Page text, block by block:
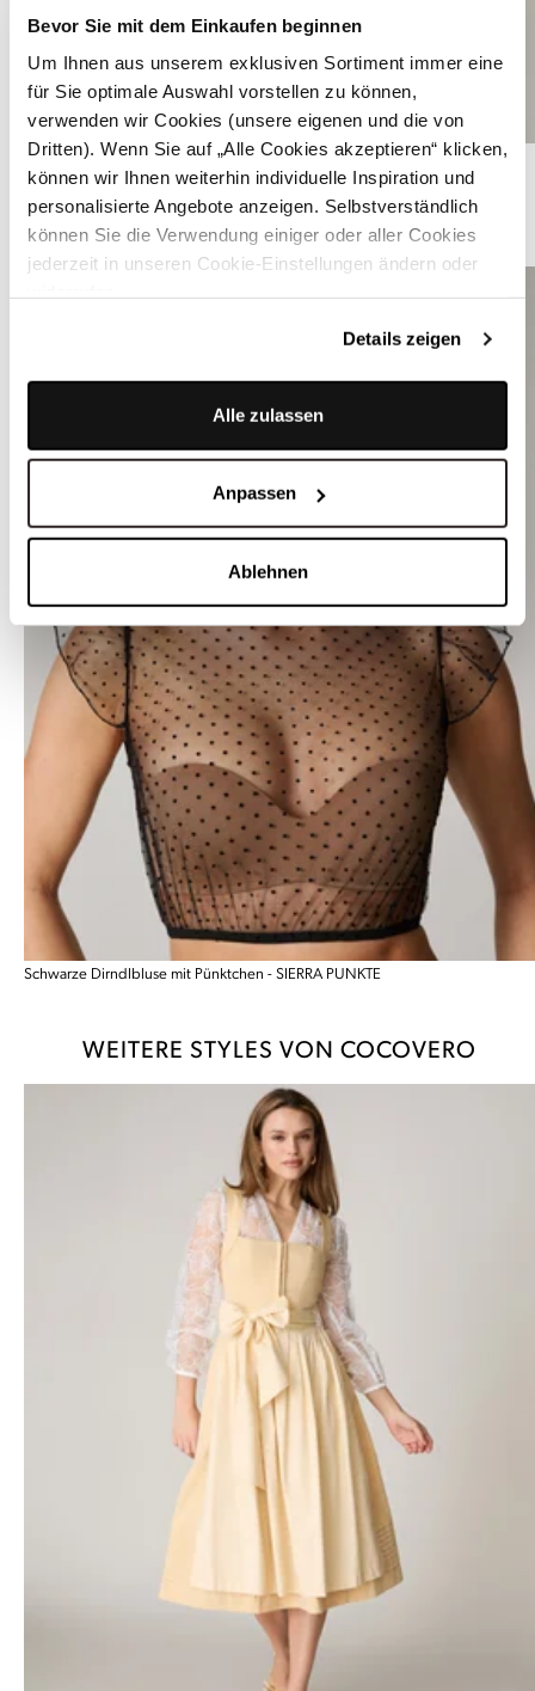
Bevor Sie mit dem Einkaufen beginnen
Um Ihnen aus unserem exklusiven Sortiment immer eine
für Sie optimale Auswahl vorstellen zu können,
verwenden wir Cookies (unsere eigenen und die von
Dritten). Wenn Sie auf „Alle Cookies akzeptieren“ klicken,
können wir Ihnen weiterhin individuelle Inspiration und
personalisierte Angebote anzeigen. Selbstverständlich
können Sie die Verwendung einiger oder aller Cookies
jederzeit in unseren Cookie-Einstellungen ändern oder
Details zeigen
Alle zulassen
Anpassen
Ablehnen
Beiges Dirndl mit floralem Muster - HEDI FAUNA OLIVE
ÄHNLICHE STYLES
Schwarze Dirndlbluse mit Pünktchen - SIERRA PUNKTE
WEITERE STYLES VON COCOVERO